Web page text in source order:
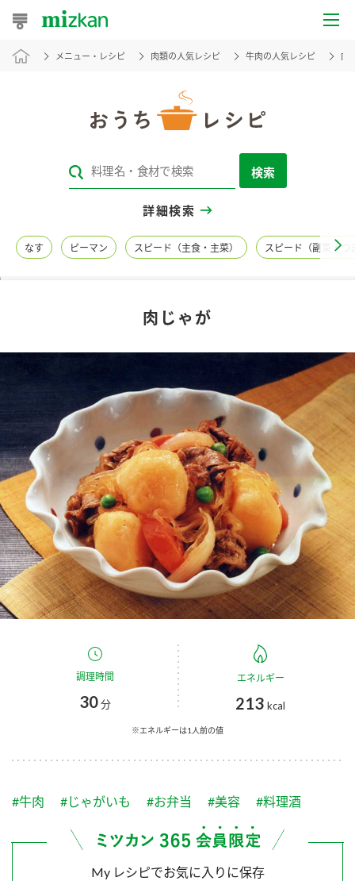
おうちレシピ
レシピカテゴリ一覧
レシピ名特集
酢 調味酢
お酢ドリンク ぽん酢
みりん風・料理酒 鍋用調味料
つゆ たれ
スープ 中華
ふりかけ おすしの素
炊き込みご飯の素 米飯用調味液
新商品一覧
キャンペーン情報
ブランド・スペシャルサイト
ブランド・スペシャルサイト トップ
商品ブランドサイト
Fibee（ファイビー）
くらしプラ酢
お酢ドリンク
つゆ
鍋なび
PIN印
企業情報
国内事業概要
企業理念
ミツカンの歴史
ミツカンを知る
環境への取り組み
ZENB initiative
メニュー・レシピ 肉類の人気レシピ 牛肉の人気レシピ 肉
検索
詳細検索
なす ピーマン スピード（主食・主菜） スピード（副菜・つ
肉じゃが
調理時間
30分
エネルギー
213 kcal
※エネルギーは1人前の値
#牛肉 #じゃがいも #お弁当 #美容 #料理酒
My レシピでお気に入りに保存